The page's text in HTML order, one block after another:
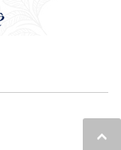
keyboard_arrow_up